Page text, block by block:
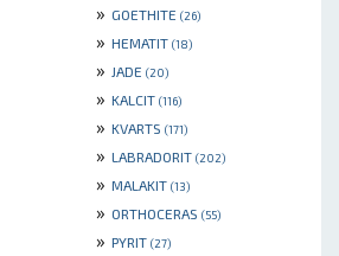
» GOETHITE (26)
» HEMATIT (18)
» JADE (20)
» KALCIT (116)
» KVARTS (171)
» LABRADORIT (202)
» MALAKIT (13)
» ORTHOCERAS (55)
» PYRIT (27)